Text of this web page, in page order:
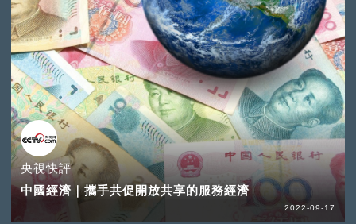
央視快評
中國經濟｜攜手共促開放共享的服務經濟
2022-09-17